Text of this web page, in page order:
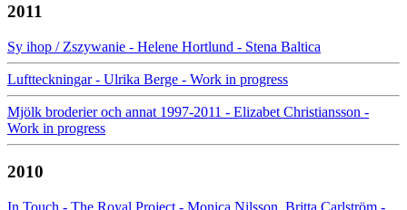
2011
Sy ihop / Zszywanie - Helene Hortlund - Stena Baltica
Luftteckningar - Ulrika Berge - Work in progress
Mjölk broderier och annat 1997-2011 - Elizabet Christiansson -
Work in progress
2010
In Touch - The Royal Project - Monica Nilsson, Britta Carlström -